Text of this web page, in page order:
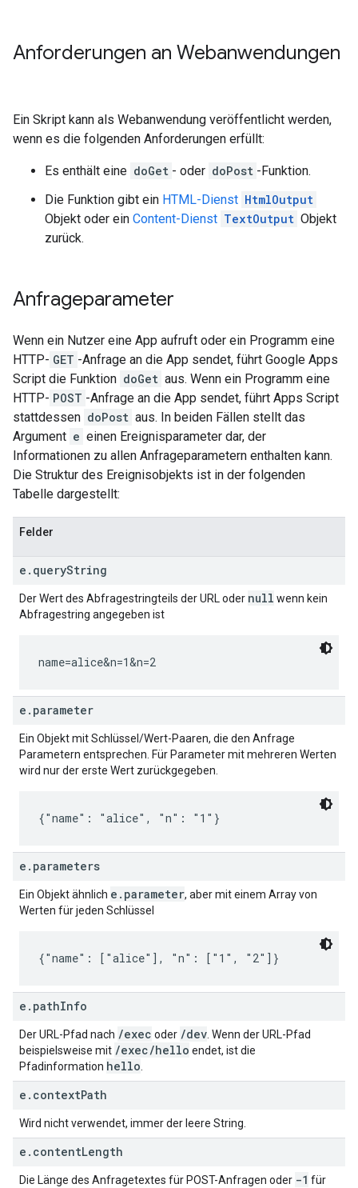
Anforderungen an Webanwendungen
Ein Skript kann als Webanwendung veröffentlicht werden,
wenn es die folgenden Anforderungen erfüllt:
Es enthält eine doGet - oder doPost -Funktion.
Die Funktion gibt ein HTML-Dienst HtmlOutput
Objekt oder ein Content-Dienst TextOutput Objekt
zurück.
Anfrageparameter
Wenn ein Nutzer eine App aufruft oder ein Programm eine
HTTP- GET -Anfrage an die App sendet, führt Google Apps
Script die Funktion doGet aus. Wenn ein Programm eine
HTTP- POST -Anfrage an die App sendet, führt Apps Script
stattdessen doPost aus. In beiden Fällen stellt das
Argument e einen Ereignisparameter dar, der
Informationen zu allen Anfrageparametern enthalten kann.
Die Struktur des Ereignisobjekts ist in der folgenden
Tabelle dargestellt:
Felder
e.queryString
Der Wert des Abfragestringteils der URL oder null wenn kein
Abfragestring angegeben ist
name=alice&n=1&n=2
e.parameter
Ein Objekt mit Schlüssel/Wert-Paaren, die den Anfrage
Parametern entsprechen. Für Parameter mit mehreren Werten
wird nur der erste Wert zurückgegeben.
{"name": "alice", "n": "1"}
e.parameters
Ein Objekt ähnlich e.parameter, aber mit einem Array von
Werten für jeden Schlüssel
{"name": ["alice"], "n": ["1", "2"]}
e.pathInfo
Der URL-Pfad nach /exec oder /dev . Wenn der URL-Pfad
beispielsweise mit /exec/hello endet, ist die
Pfadinformation hello
e.contextPath
Wird nicht verwendet, immer der leere String.
e.contentLength
Die Länge des Anfragetextes für POST-Anfragen oder -1 für